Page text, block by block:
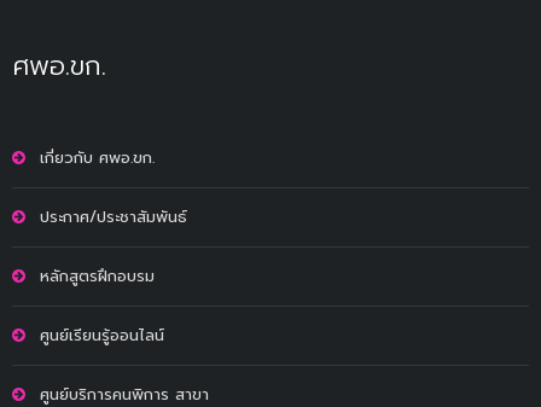
ศพอ.ขก.
เกี่ยวกับ ศพอ.ขก.
ประกาศ/ประชาสัมพันธ์
หลักสูตรฝึกอบรม
ศูนย์เรียนรู้ออนไลน์
ศูนย์บริการคนพิการ สาขา